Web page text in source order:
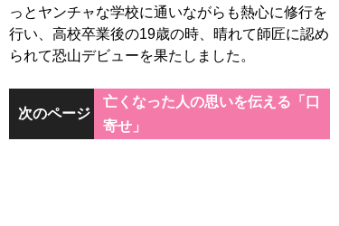
っとヤンチャな学校に通いながらも熱心に修行を
行い、高校卒業後の19歳の時、晴れて師匠に認め
られて恐山デビューを果たしました。
次のページ
亡くなった人の思いを伝える「口
寄せ」